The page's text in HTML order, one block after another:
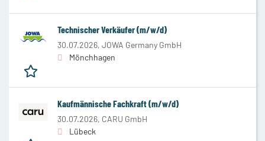
Technischer Verkäufer (m/w/d)
30.07.2026, JOWA Germany GmbH
Mönchhagen
Kaufmännische Fachkraft (m/w/d)
30.07.2026, CARU GmbH
Lübeck